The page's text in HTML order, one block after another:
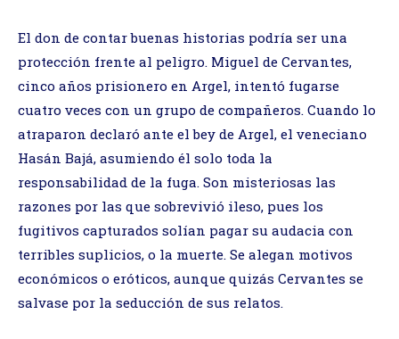
El don de contar buenas historias podría ser una
protección frente al peligro. Miguel de Cervantes,
cinco años prisionero en Argel, intentó fugarse
cuatro veces con un grupo de compañeros. Cuando lo
atraparon declaró ante el bey de Argel, el veneciano
Hasán Bajá, asumiendo él solo toda la
responsabilidad de la fuga. Son misteriosas las
razones por las que sobrevivió ileso, pues los
fugitivos capturados solían pagar su audacia con
terribles suplicios, o la muerte. Se alegan motivos
económicos o eróticos, aunque quizás Cervantes se
salvase por la seducción de sus relatos.